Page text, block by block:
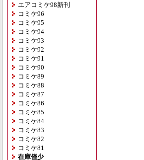
エアコミケ98新刊
コミケ96
コミケ95
コミケ94
コミケ93
コミケ92
コミケ91
コミケ90
コミケ89
コミケ88
コミケ87
コミケ86
コミケ85
コミケ84
コミケ83
コミケ82
コミケ81
在庫僅少